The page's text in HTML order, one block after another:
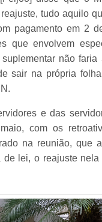
tudo aquilo
pagamento em 2
que envolvem
não faria
sair na própria
e das
com os
na reunião, que
lei, o reajuste